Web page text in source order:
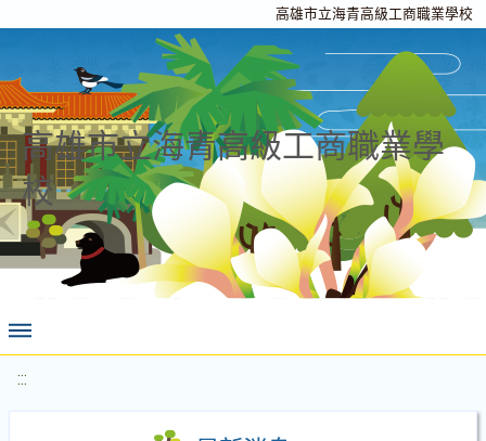
高雄市立海青高級工商職業學校
高雄市立海青高級工商職業學
校
:::